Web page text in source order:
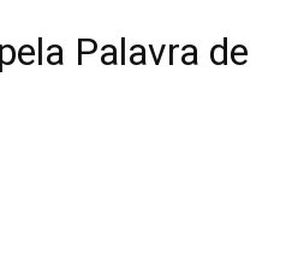
Palavra de